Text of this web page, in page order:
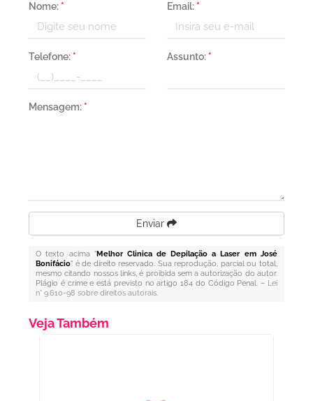
Nome: * Email: *
Telefone: * Assunto: *
Mensagem: *
Enviar
O texto acima "Melhor Clinica de Depilação a Laser em José
Bonifácio" é de direito reservado. Sua reprodução, parcial ou total,
mesmo citando nossos links, é proibida sem a autorização do autor.
Plágio é crime e está previsto no artigo 184 do Código Penal. – Lei
n° 9.610-98 sobre direitos autorais.
Veja Também